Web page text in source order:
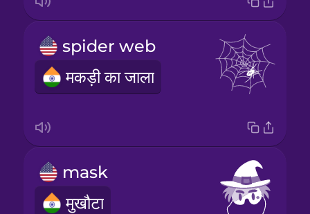
spider web
मकड़ी का जाला
mask
मुखौटा